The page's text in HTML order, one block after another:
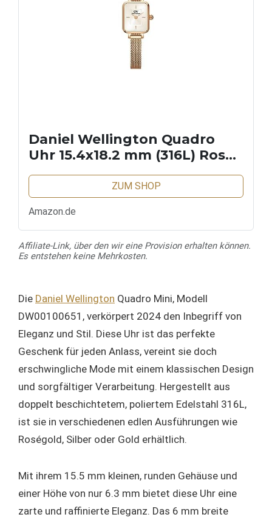
Daniel Wellington Quadro
Uhr 15.4x18.2 mm (316L) Rose
ZUM SHOP
Amazon.de
Affiliate-Link, über den wir eine Provision erhalten können.
Es entstehen keine Mehrkosten.
Die Daniel Wellington Quadro Mini, Modell
DW00100651, verkörpert 2024 den Inbegriff von
Eleganz und Stil. Diese Uhr ist das perfekte
Geschenk für jeden Anlass, vereint sie doch
erschwingliche Mode mit einem klassischen Design
und sorgfältiger Verarbeitung. Hergestellt aus
doppelt beschichtetem, poliertem Edelstahl 316L,
ist sie in verschiedenen edlen Ausführungen wie
Roségold, Silber oder Gold erhältlich.
Mit ihrem 15.5 mm kleinen, runden Gehäuse und
einer Höhe von nur 6.3 mm bietet diese Uhr eine
zarte und raffinierte Eleganz. Das 6 mm breite